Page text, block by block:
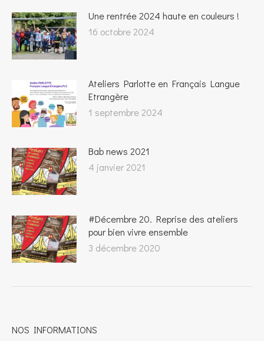
Une rentrée 2024 haute en couleurs !
16 octobre 2024
Ateliers Parlotte en Français Langue
Etrangère
1 septembre 2024
Bab news 2021
4 janvier 2021
#Décembre 20. Reprise des ateliers
pour bien vivre ensemble
3 décembre 2020
NOS INFORMATIONS